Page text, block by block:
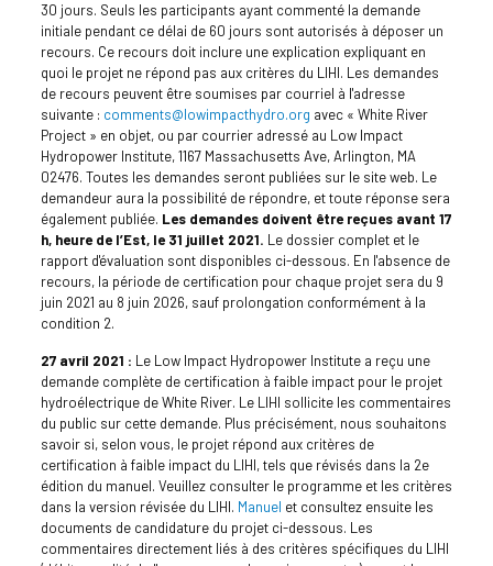
30 jours. Seuls les participants ayant commenté la demande
initiale pendant ce délai de 60 jours sont autorisés à déposer un
recours. Ce recours doit inclure une explication expliquant en
quoi le projet ne répond pas aux critères du LIHI. Les demandes
de recours peuvent être soumises par courriel à l'adresse
suivante : comments@lowimpacthydro.org avec « White River
Project » en objet, ou par courrier adressé au Low Impact
Hydropower Institute, 1167 Massachusetts Ave, Arlington, MA
02476. Toutes les demandes seront publiées sur le site web. Le
demandeur aura la possibilité de répondre, et toute réponse sera
également publiée. Les demandes doivent être reçues avant 17
h, heure de l’Est, le 31 juillet 2021. Le dossier complet et le
rapport d'évaluation sont disponibles ci-dessous. En l'absence de
recours, la période de certification pour chaque projet sera du 9
juin 2021 au 8 juin 2026, sauf prolongation conformément à la
condition 2.
27 avril 2021 : Le Low Impact Hydropower Institute a reçu une
demande complète de certification à faible impact pour le projet
hydroélectrique de White River. Le LIHI sollicite les commentaires
du public sur cette demande. Plus précisément, nous souhaitons
savoir si, selon vous, le projet répond aux critères de
certification à faible impact du LIHI, tels que révisés dans la 2e
édition du manuel. Veuillez consulter le programme et les critères
dans la version révisée du LIHI. Manuel et consultez ensuite les
documents de candidature du projet ci-dessous. Les
commentaires directement liés à des critères spécifiques du LIHI